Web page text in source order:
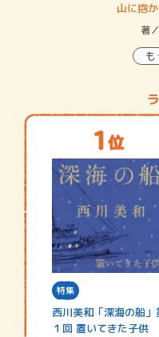
山に抱
著
も
特集
西川美和「深海の船」
１回 置いてきた子供